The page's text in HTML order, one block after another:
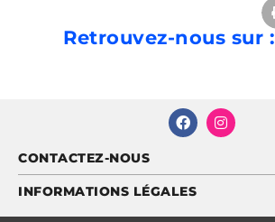
Retrouvez-nous sur :
CONTACTEZ-NOUS
INFORMATIONS LÉGALES